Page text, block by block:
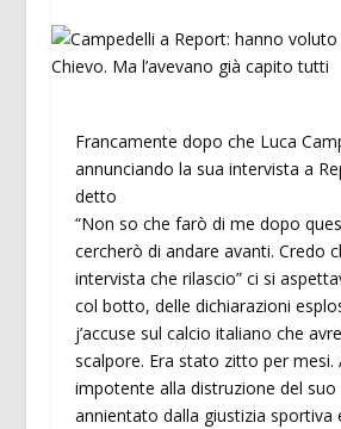
Francamente dopo che Luca
annunciando la sua intervista a
detto
“Non so che farò di me dopo
cercherò di andare avanti. Credo
intervista che rilascio” ci si
col botto, delle dichiarazioni
j’accuse sul calcio italiano che
scalpore. Era stato zitto per mesi.
impotente alla distruzione del suo
annientato dalla giustizia sportiva